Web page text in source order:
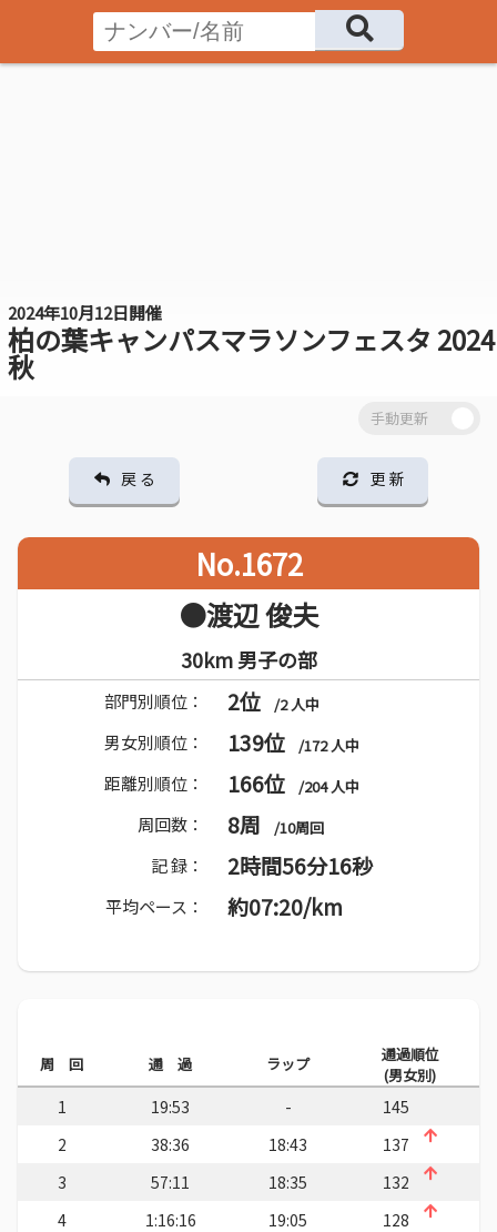
2024年10月12日開催
柏の葉キャンパスマラソンフェスタ 2024
秋
戻 る 更 新
No.1672
●渡辺 俊夫
30km 男子の部
部門別順位： 2位 /2 人中
男女別順位： 139位 /172 人中
距離別順位： 166位 /204 人中
周回数： 8周 /10周回
記 録： 2時間56分16秒
平均ペース： 約07:20/km
周 回 通 過 ラップ
通過順位
(男女別)
1 19:53 -
145
2
38:36 18:43
137
3
57:11 18:35
132
4
1:16:16 19:05
128